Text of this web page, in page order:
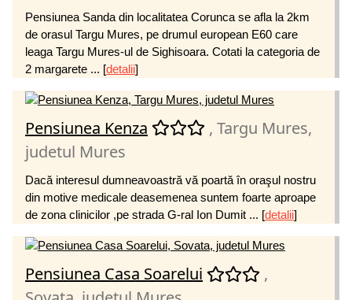
Pensiunea Sanda din localitatea Corunca se afla la 2km
de orasul Targu Mures, pe drumul european E60 care
leaga Targu Mures-ul de Sighisoara. Cotati la categoria de
2 margarete ... [detalii]
Pensiunea Kenza
, Targu Mures,
judetul Mures
Dacă interesul dumneavoastră vă poartă în oraşul nostru
din motive medicale deasemenea suntem foarte aproape
de zona clinicilor ,pe strada G-ral Ion Dumit ... [detalii]
Pensiunea Casa Soarelui
,